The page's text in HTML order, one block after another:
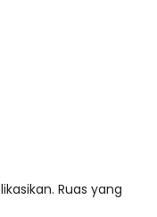
Ruas yang